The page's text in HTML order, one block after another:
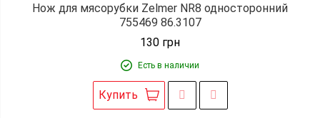
Нож для мясорубки Zelmer NR8 односторонний
755469 86.3107
130 грн
Есть в наличии
Купить